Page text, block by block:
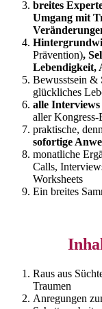
breites
Umgang mit
Prävention),
Lebendigkeit,
Bewusstsein &
glückliches
alle Interviews
aller
praktische,
sofortige
monatliche
Calls,
Worksheets
Ein breites
Raus aus
Traumen
Anregungen